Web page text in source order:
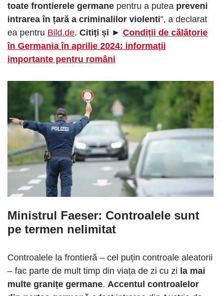
toate frontierele germane pentru a putea preveni
intrarea în țară a criminalilor violenti”, a declarat
ea pentru Bild.de. Citiți și ► Condiții de călătorie
în Germania în aprilie 2024: informații
importante pentru români
Ministrul Faeser: Controalele sunt
pe termen nelimitat
Controalele la frontieră – cel puțin controale aleatorii
– fac parte de mult timp din viața de zi cu zi la mai
multe granițe germane. Accentul controalelor